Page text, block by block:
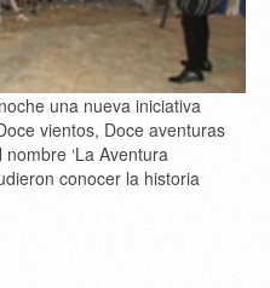
una nueva iniciativa
vientos, Doce aventuras
‘La Aventura
conocer la historia